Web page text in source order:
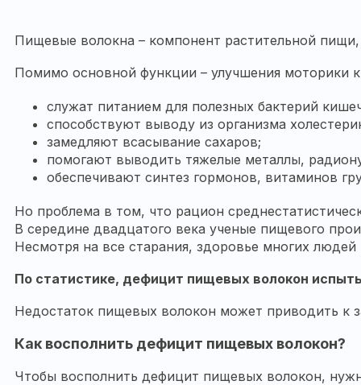
Пищевые волокна – компонент растительной
Помимо основной функции – улучшения моторики
служат питанием для полезных бактерий
способствуют выводу из организма
замедляют всасывание сахаров;
помогают выводить тяжелые металлы,
обеспечивают синтез гормонов, витаминов
Но проблема в том, что рацион
В середине двадцатого века ученые пищевого
Несмотря на все старания, здоровье многих
По статистике, дефицит пищевых волокон
Недостаток пищевых волокон может приводить к
Как восполнить дефицит пищевых волокон?
Чтобы восполнить дефицит пищевых волокон,